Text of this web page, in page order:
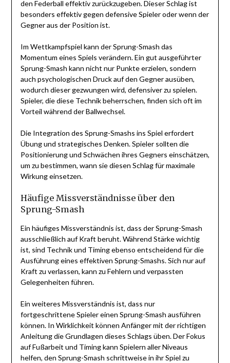
den Federball effektiv zurückzugeben. Dieser Schlag ist
besonders effektiv gegen defensive Spieler oder wenn der
Gegner aus der Position ist.
Im Wettkampfspiel kann der Sprung-Smash das
Momentum eines Spiels verändern. Ein gut ausgeführter
Sprung-Smash kann nicht nur Punkte erzielen, sondern
auch psychologischen Druck auf den Gegner ausüben,
wodurch dieser gezwungen wird, defensiver zu spielen.
Spieler, die diese Technik beherrschen, finden sich oft im
Vorteil während der Ballwechsel.
Die Integration des Sprung-Smashs ins Spiel erfordert
Übung und strategisches Denken. Spieler sollten die
Positionierung und Schwächen ihres Gegners einschätzen,
um zu bestimmen, wann sie diesen Schlag für maximale
Wirkung einsetzen.
Häufige Missverständnisse über den
Sprung-Smash
Ein häufiges Missverständnis ist, dass der Sprung-Smash
ausschließlich auf Kraft beruht. Während Stärke wichtig
ist, sind Technik und Timing ebenso entscheidend für die
Ausführung eines effektiven Sprung-Smashs. Sich nur auf
Kraft zu verlassen, kann zu Fehlern und verpassten
Gelegenheiten führen.
Ein weiteres Missverständnis ist, dass nur
fortgeschrittene Spieler einen Sprung-Smash ausführen
können. In Wirklichkeit können Anfänger mit der richtigen
Anleitung die Grundlagen dieses Schlags üben. Der Fokus
auf Fußarbeit und Timing kann Spielern aller Niveaus
helfen, den Sprung-Smash schrittweise in ihr Spiel zu